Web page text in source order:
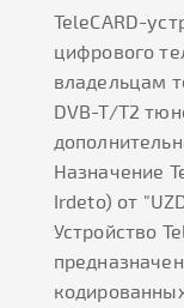
TeleCARD-
цифрового
владельцам
DVB-T/T2
Назначение
Irdeto) от
Устройство